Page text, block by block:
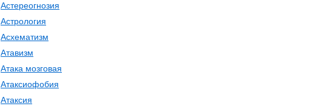
Астереогнозия
Астрология
Асхематизм
Атавизм
Атака мозговая
Атаксиофобия
Атаксия